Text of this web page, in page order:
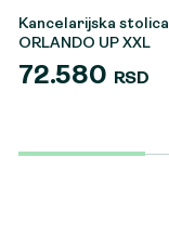
Kancelarijska stolica
ORLANDO UP XXL
72.580 RSD